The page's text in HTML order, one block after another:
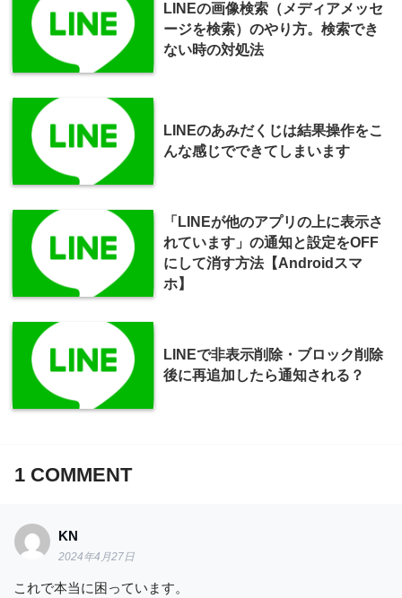
LINEの画像検索（メディアメッセ
ージを検索）のやり方。検索でき
ない時の対処法
LINEのあみだくじは結果操作をこ
んな感じでできてしまいます
「LINEが他のアプリの上に表示さ
れています」の通知と設定をOFF
にして消す方法【Androidスマ
ホ】
LINEで非表示削除・ブロック削除
後に再追加したら通知される？
1 COMMENT
KN
2024年4月27日
これで本当に困っています。